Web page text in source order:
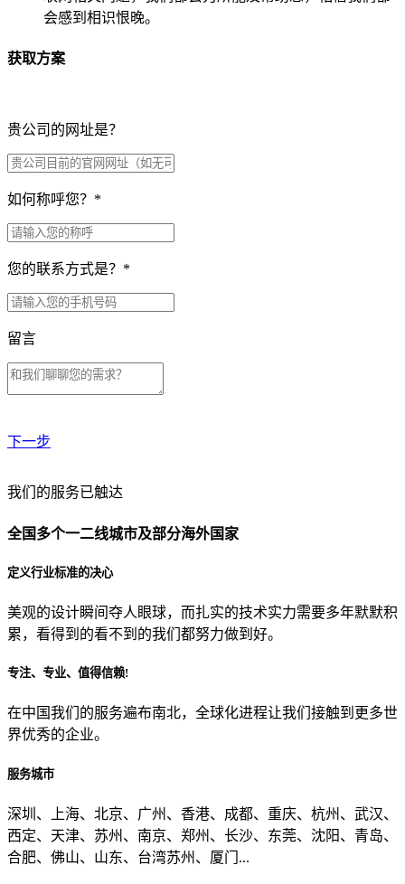
会感到相识恨晚。
获取方案
贵公司的网址是？
如何称呼您？ *
您的联系方式是？ *
留言
下一步
贵公司预算范围是？
贵公司的团队规模是？
目前主要的营销渠道是？
我们的服务已触达
全国多个一二线城市及部分海外国家
定义行业标准的决心
美观的设计瞬间夺人眼球，而扎实的技术实力需要多年默默积
累，看得到的看不到的我们都努力做到好。
专注、专业、值得信赖!
在中国我们的服务遍布南北，全球化进程让我们接触到更多世
界优秀的企业。
服务城市
深圳、上海、北京、广州、香港、成都、重庆、杭州、武汉、
西定、天津、苏州、南京、郑州、长沙、东莞、沈阳、青岛、
合肥、佛山、山东、台湾苏州、厦门...